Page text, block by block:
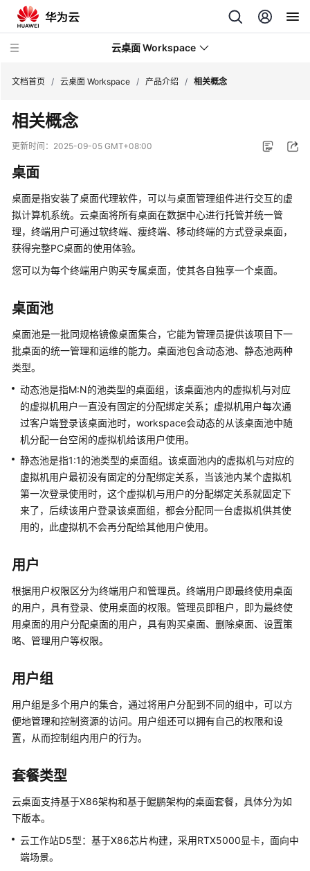
云桌面 Workspace
最
新
态
服
务
公
告
介
图
云
桌
面
么
是
云
桌
面？
优
势
应
景
业
流
关
概
念
文档首页 / 云桌面 Workspace / 产品介绍 / 相关概念
相关概念
更新时间： 2025-09-05 GMT+08:00
桌面
桌面是指安装了桌面代理软件，可以与桌面管理组件进行交互的虚
拟计算机系统。云桌面将所有桌面在数据中心进行托管并统一管
理，终端用户可通过软终端、瘦终端、移动终端的方式登录桌面，
获得完整PC桌面的使用体验。
您可以为每个终端用户购买专属桌面，使其各自独享一个桌面。
桌面池
桌面池是一批同规格镜像桌面集合，它能为管理员提供该项目下一
批桌面的统一管理和运维的能力。桌面池包含动态池、静态池两种
类型。
动态池是指M:N的池类型的桌面组，该桌面池内的虚拟机与对应
的虚拟机用户一直没有固定的分配绑定关系；虚拟机用户每次通
过客户端登录该桌面池时，workspace会动态的从该桌面池中随
机分配一台空闲的虚拟机给该用户使用。
静态池是指1:1的池类型的桌面组。该桌面池内的虚拟机与对应的
虚拟机用户最初没有固定的分配绑定关系，当该池内某个虚拟机
第一次登录使用时，这个虚拟机与用户的分配绑定关系就固定下
来了，后续该用户登录该桌面组，都会分配同一台虚拟机供其使
用的，此虚拟机不会再分配给其他用户使用。
用户
根据用户权限区分为终端用户和管理员。终端用户即最终使用桌面
的用户，具有登录、使用桌面的权限。管理员即租户，即为最终使
用桌面的用户分配桌面的用户，具有购买桌面、删除桌面、设置策
略、管理用户等权限。
用户组
用户组是多个用户的集合，通过将用户分配到不同的组中，可以方
便地管理和控制资源的访问。用户组还可以拥有自己的权限和设
置，从而控制组内用户的行为。
套餐类型
云桌面支持基于X86架构和基于鲲鹏架构的桌面套餐，具体分为如
下版本。
云工作站D5型：基于X86芯片构建，采用RTX5000显卡，面向中
端场景。